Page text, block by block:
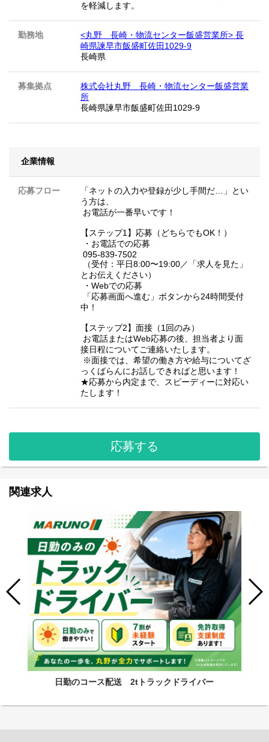
を軽減します。
勤務地
<丸野 長崎・物流センター飯盛営業所> 長
崎県諫早市飯盛町佐田1029-9
長崎県
募集拠点
株式会社丸野 長崎・物流センター飯盛営業
所
長崎県諫早市飯盛町佐田1029-9
企業情報
応募フロー
「ネットの入力や登録が少し手間だ…」とい
う方は、
お電話が一番早いです！
【ステップ1】応募（どちらでもOK！）
・お電話での応募
095-839-7502
（受付：平日8:00〜19:00／「求人を見た」
とお伝えください）
・Webでの応募
「応募画面へ進む」ボタンから24時間受付
中！
【ステップ2】面接（1回のみ）
お電話またはWeb応募の後、担当者より面
接日程についてご連絡いたします。
※面接では、希望の働き方や給与についてざ
っくばらんにお話しできればと思います！
★応募から内定まで、スピーディーに対応い
たします！
応募する
関連求人
日勤のコース配送 2tトラックドライバー